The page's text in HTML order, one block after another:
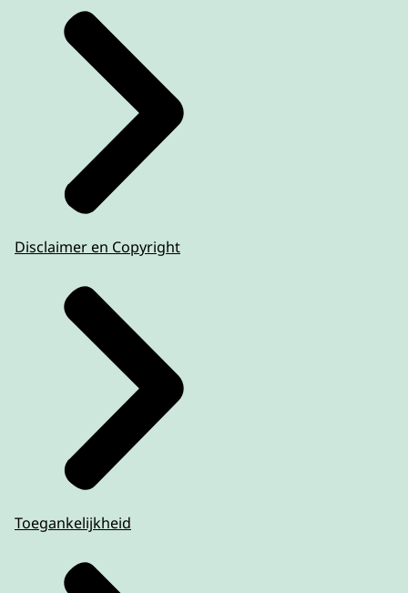
Disclaimer en Copyright
Toegankelijkheid